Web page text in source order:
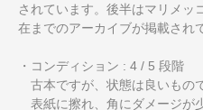
されています。後半はマリメッ
在までのアーカイブが掲載され
・コンディション : 4 / 5 段階
古本ですが、状態は良いもの
表紙に擦れ、角にダメージが